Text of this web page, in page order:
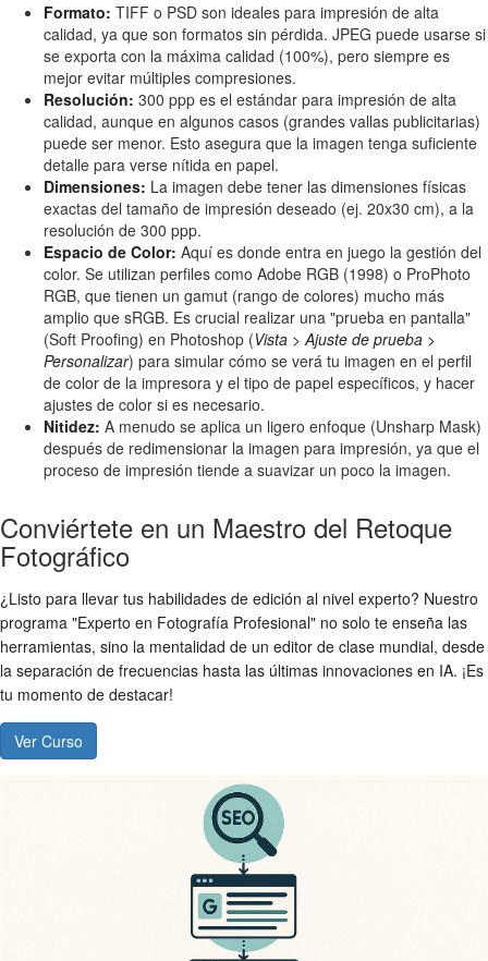
Formato: TIFF o PSD son ideales para impresión de alta
calidad, ya que son formatos sin pérdida. JPEG puede usarse si
se exporta con la máxima calidad (100%), pero siempre es
mejor evitar múltiples compresiones.
Resolución: 300 ppp es el estándar para impresión de alta
calidad, aunque en algunos casos (grandes vallas publicitarias)
puede ser menor. Esto asegura que la imagen tenga suficiente
detalle para verse nítida en papel.
Dimensiones: La imagen debe tener las dimensiones físicas
exactas del tamaño de impresión deseado (ej. 20x30 cm), a la
resolución de 300 ppp.
Espacio de Color: Aquí es donde entra en juego la gestión del
color. Se utilizan perfiles como Adobe RGB (1998) o ProPhoto
RGB, que tienen un gamut (rango de colores) mucho más
amplio que sRGB. Es crucial realizar una "prueba en pantalla"
(Soft Proofing) en Photoshop (Vista > Ajuste de prueba >
Personalizar) para simular cómo se verá tu imagen en el perfil
de color de la impresora y el tipo de papel específicos, y hacer
ajustes de color si es necesario.
Nitidez: A menudo se aplica un ligero enfoque (Unsharp Mask)
después de redimensionar la imagen para impresión, ya que el
proceso de impresión tiende a suavizar un poco la imagen.
Conviértete en un Maestro del Retoque
Fotográfico
¿Listo para llevar tus habilidades de edición al nivel experto? Nuestro
programa "Experto en Fotografía Profesional" no solo te enseña las
herramientas, sino la mentalidad de un editor de clase mundial, desde
la separación de frecuencias hasta las últimas innovaciones en IA. ¡Es
tu momento de destacar!
Ver Curso